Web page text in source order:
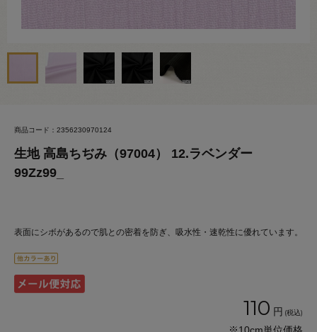
商品コード：2356230970124
生地 高島ちぢみ（97004） 12.ラベンダー
99Zz99_
表面にシボがあるので肌との密着を防ぎ、吸水性・速乾性に優れています。
110 円 (税込)
※10cm単位価格